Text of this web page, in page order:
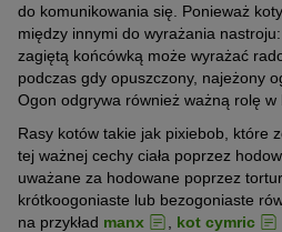
do komunikowania się. Ponieważ
między innymi do wyrażania
zagiętą końcówką może wyrażać
podczas gdy opuszczony, najeżony
Ogon odgrywa również ważną rolę w
Rasy kotów takie jak pixiebob, które
tej ważnej cechy ciała poprzez
uważane za hodowane poprzez
krótkoogoniaste lub bezogoniaste
na przykład manx kot cymric